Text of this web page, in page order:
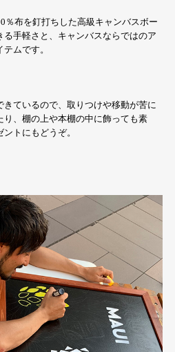
％布を釘打ちした高級キャンバスボー
る手軽さと、キャンバスならではのア
ムです。
ているので、取りつけや移動が苦に
、棚の上や本棚の中に飾っても素
トにもどうぞ。